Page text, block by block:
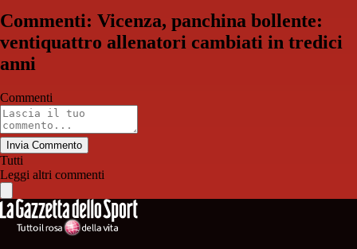
Commenti: Vicenza, panchina bollente:
ventiquattro allenatori cambiati in tredici
anni
Commenti
Invia Commento
Tutti
Leggi altri commenti